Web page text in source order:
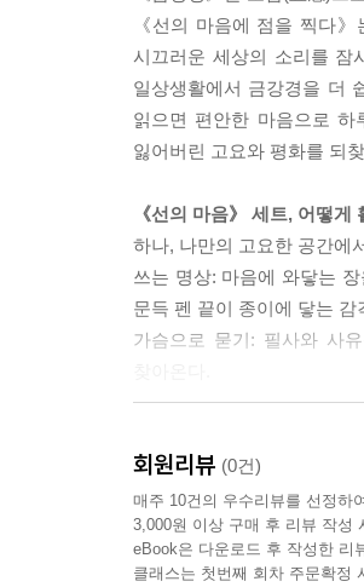
한 물건이 나에게 왔을 때
어디에 소유욕이 있을 수 있
어떤 경우에도 소유욕을 찾
--- pp.26~27
생각이 너무 많아 잠 못 드는
知一切法無我 得成於忍 (지
모든 것에 나라는 것이 없음
참을 인(忍) 세 번, 그렇게 참
알아차림과 알아차리는 대
인내하려는 마음 없이 인내하
不取於相 如如不動 (불취어
이미지, 현상을 취하지 않으
것도 없다. 없는 것도 없다.
《선의 마음에 점을 찍다
시끄러운 세상의 소리를 잠
일상생활에서 금강경을 더
읽으면 편안한 마음으로
잃어버린 고요와 평화를 되
《선의 마음》 세트, 어떻게
하나, 나만의 고요한 공간에
쓰는 명상: 마음에 와닿는
문득 펜 끝이 종이에 닿는
가슴으로 묻기: 필사와 사
문득 마주하기: 포토카드
마음의 소음을 잠시 끄는 ‘휴
일상의 탐구: 카드 속 시를
유지되고, 끝남이 아닌 영원
회원리뷰 (0건)
매주 10건의 우수리뷰를 선정하
3,000원 이상 구매 후 리뷰 작성
eBook은 다운로드 후 작성한 리
클래스는 첫번째 회차 주문확정